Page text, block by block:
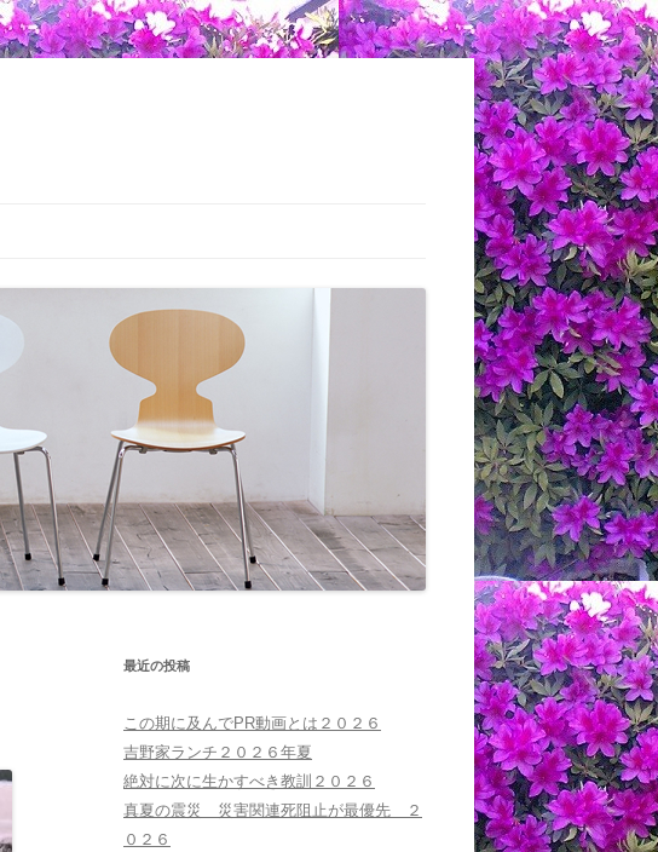
最近の投稿
この期に及んでPR動画とは２０２６
吉野家ランチ２０２６年夏
絶対に次に生かすべき教訓２０２６
真夏の震災 災害関連死阻止が最優先 ２
０２６